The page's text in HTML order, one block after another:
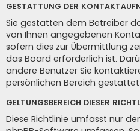
GESTATTUNG DER
Sie gestatten dem Betreiber
von Ihnen angegebenen
sofern dies zur Übermittlung
das Board erforderlich ist.
andere Benutzer Sie
persönlichen Bereich
GELTUNGSBEREICH DIESER
Diese Richtlinie umfasst nur